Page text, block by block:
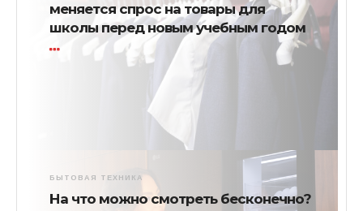
меняется спрос на товары для
школы перед новым учебным годом
БЫТОВАЯ ТЕХНИКА
На что можно смотреть бесконечно?